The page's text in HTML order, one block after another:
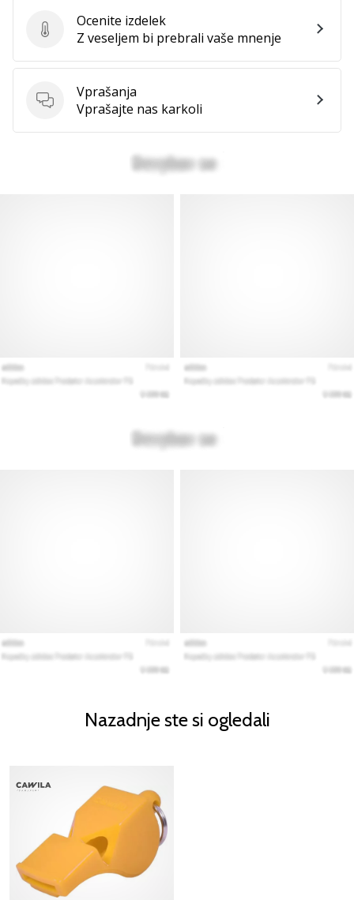
Ocenite izdelek
Ocenite izdelek
Z veseljem bi prebrali vaše mnenje
Vprašanja
Vprašanja
Vprašajte nas karkoli
Nazadnje ste si ogledali